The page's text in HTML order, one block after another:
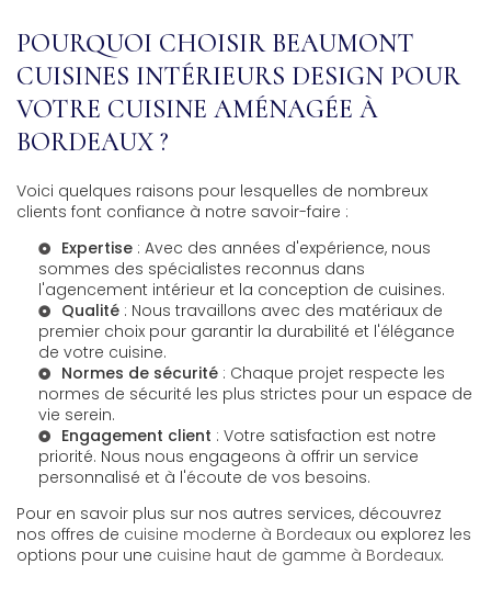
POURQUOI CHOISIR BEAUMONT
CUISINES INTÉRIEURS DESIGN POUR
VOTRE CUISINE AMÉNAGÉE À
BORDEAUX ?
Voici quelques raisons pour lesquelles de nombreux
clients font confiance à notre savoir-faire :
Expertise : Avec des années d'expérience, nous
sommes des spécialistes reconnus dans
l'agencement intérieur et la conception de cuisines.
Qualité : Nous travaillons avec des matériaux de
premier choix pour garantir la durabilité et l'élégance
de votre cuisine.
Normes de sécurité : Chaque projet respecte les
normes de sécurité les plus strictes pour un espace de
vie serein.
Engagement client : Votre satisfaction est notre
priorité. Nous nous engageons à offrir un service
personnalisé et à l'écoute de vos besoins.
Pour en savoir plus sur nos autres services, découvrez
nos offres de cuisine moderne à Bordeaux ou explorez les
options pour une cuisine haut de gamme à Bordeaux.